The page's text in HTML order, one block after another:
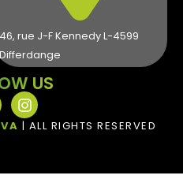
46, rue J-F Kennedy L-4599
US
| ALL RIGHTS RESERVED